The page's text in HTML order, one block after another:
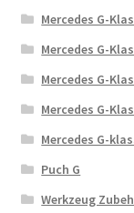
Mercedes G-
Mercedes G-
Mercedes G-
Mercedes G-
Mercedes G-
Puch G
Werkzeug